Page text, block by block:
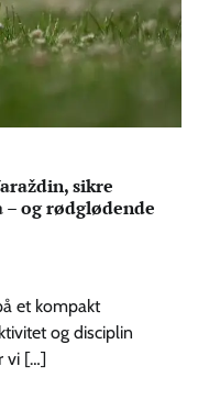
sikre
– og rødglødende
et kompakt
og disciplin
vi […]